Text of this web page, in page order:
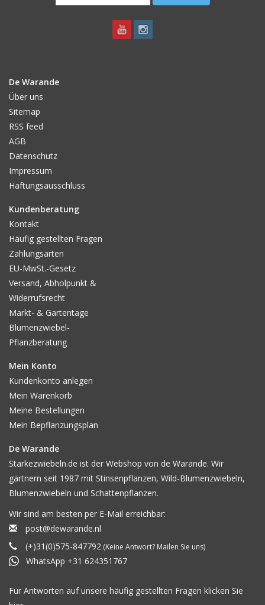
De Warande
Über uns
Sitemap
RSS feed
AGB
Datenschutz
Impressum
Haftungsausschluss
Kundenberatung
Kontakt
Häufig gestellten Fragen
Zahlungsarten
EU-MwSt.-Gesetz
Versand, Abholpunkt &
Widerrufsrecht
Markt- & Gartentage
Blumenzwiebel-
Pflanzberatung
Mein Konto
Kundenkonto anlegen
Mein Warenkorb
Meine Bestellungen
Mein Bepflanzungsplan
De Warande
Starkezwiebeln.de ist der Webshop von de Warande. Wir
gärtnern seit 1987 mit Stinsenpflanzen, Wild-Blumenzwiebeln,
Blumenzwiebeln und Schattenpflanzen.
Wir sind am besten per E-Mail erreichbar:
post@dewarande.nl
(+)31(0)575-847792 (Keine Antwort? Mailen Sie uns)
WhatsApp +31 624351767
Für Antworten auf unsere häufig gestellten Fragen klicken Sie